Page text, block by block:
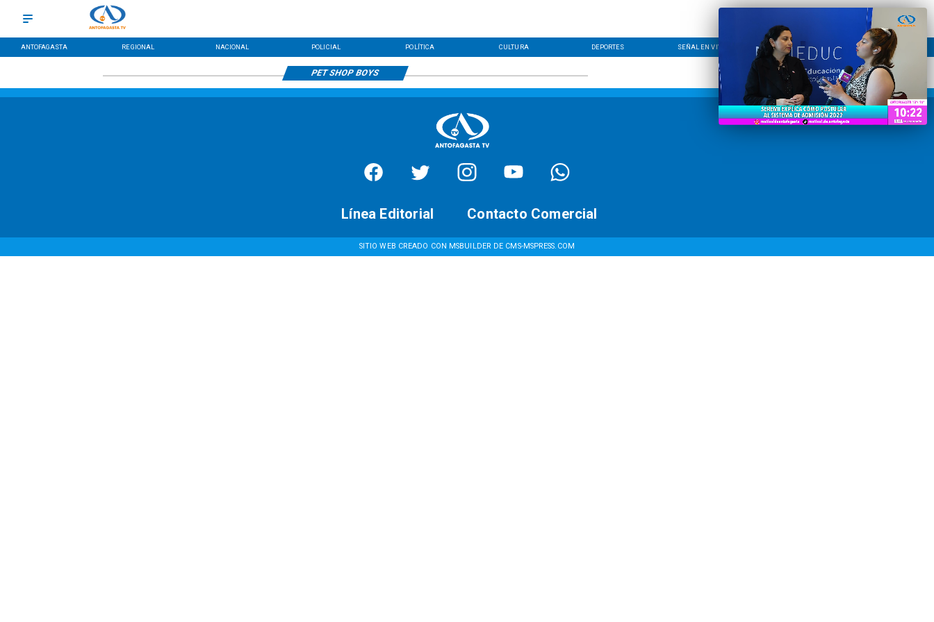
ANTOFAGASTA REGIONAL NACIONAL POLICIAL POLÍTICA CULTURA DEPORTES SEÑAL EN VIVO CONTACTO LÍNEA EDITORIAL
PET SHOP BOYS
SITIO WEB CREADO CON MSBUILDER DE CMS-MSPRESS.COM
Contacto Comercial
Línea Editorial